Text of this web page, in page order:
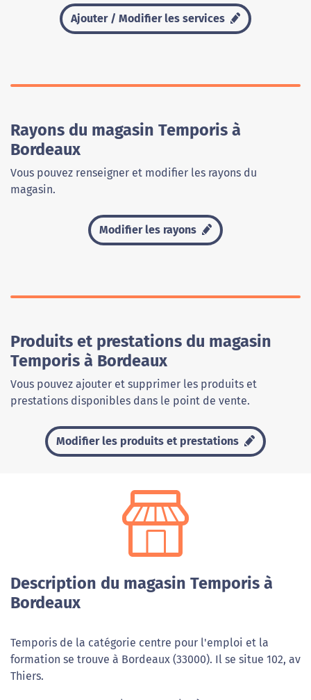
Ajouter / Modifier les services
Rayons du magasin Temporis à
Bordeaux
Vous pouvez renseigner et modifier les rayons du
magasin.
Modifier les rayons
Produits et prestations du magasin
Temporis à Bordeaux
Vous pouvez ajouter et supprimer les produits et
prestations disponibles dans le point de vente.
Modifier les produits et prestations
Description du magasin Temporis à
Bordeaux
Temporis de la catégorie centre pour l'emploi et la
formation se trouve à Bordeaux (33000). Il se situe 102, av
Thiers.